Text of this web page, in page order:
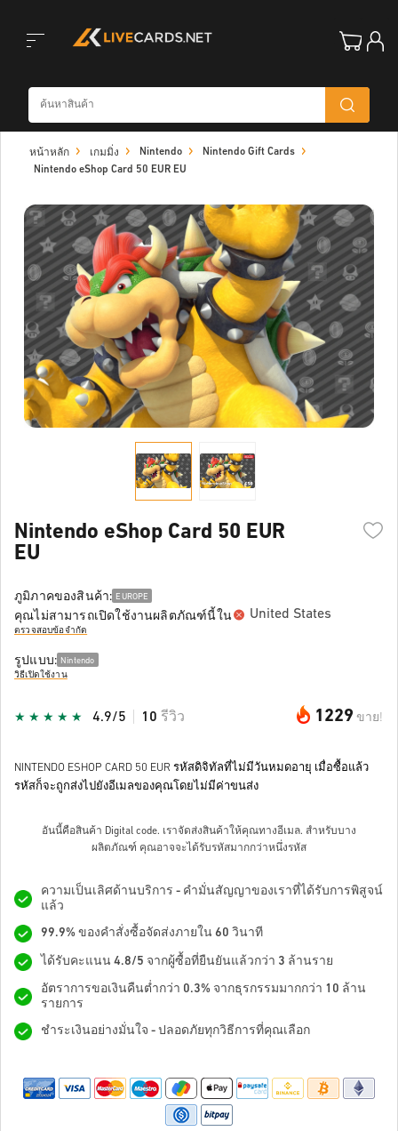
navigation
หน้าหลัก เกมมิ่ง Nintendo
Nintendo Gift Cards
Nintendo eShop Card 50 EUR EU
Nintendo eShop Card 50 EUR
EU
ภูมิภาคของสินค้า: EUROPE
คุณไม่สามารถเปิดใช้งานผลิตภัณฑ์นี้ใน United States
ตรวจสอบข้อจำกัด
รูปแบบ: Nintendo
วิธีเปิดใช้งาน
1229 ขาย!
4.9/5 10 รีวิว
NINTENDO ESHOP CARD 50 EUR รหัสดิจิทัลที่ไม่มีวันหมดอายุ เมื่อซื้อแล้ว
รหัสก็จะถูกส่งไปยังอีเมลของคุณโดยไม่มีค่าขนส่ง
อันนี้คือสินค้า Digital code. เราจัดส่งสินค้าให้คุณทางอีเมล. สำหรับบาง
ผลิตภัณฑ์ คุณอาจจะได้รับรหัสมากกว่าหนึ่งรหัส
ความเป็นเลิศด้านบริการ - คำมั่นสัญญาของเราที่ได้รับการพิสูจน์
แล้ว
99.9% ของคำสั่งซื้อจัดส่งภายใน 60 วินาที
ได้รับคะแนน 4.8/5 จากผู้ซื้อที่ยืนยันแล้วกว่า 3 ล้านราย
อัตราการขอเงินคืนต่ำกว่า 0.3% จากธุรกรรมมากกว่า 10 ล้าน
รายการ
ชำระเงินอย่างมั่นใจ - ปลอดภัยทุกวิธีการที่คุณเลือก